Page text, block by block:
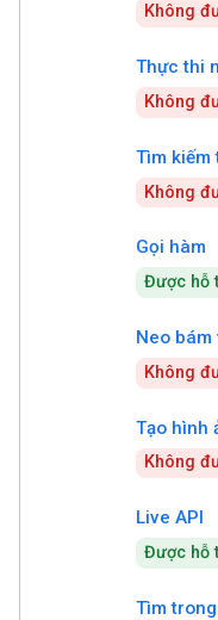
Không
Thực thi
Không
Tìm kiếm
Không
Gọi hàm
Được hỗ
Neo bám
Không
Tạo hình
Không
Live API
Được hỗ
Tìm